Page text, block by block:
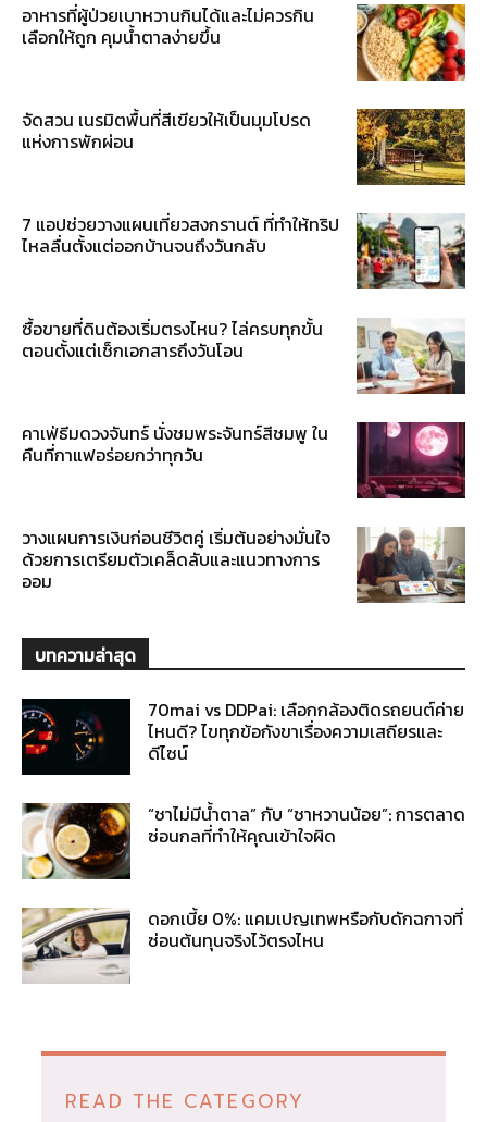
อาหารที่ผู้ป่วยเบาหวานกินได้และไม่ควรกิน
เลือกให้ถูก คุมน้ำตาลง่ายขึ้น
จัดสวน เนรมิตพื้นที่สีเขียวให้เป็นมุมโปรด
แห่งการพักผ่อน
7 แอปช่วยวางแผนเที่ยวสงกรานต์ ที่ทำให้ทริป
ไหลลื่นตั้งแต่ออกบ้านจนถึงวันกลับ
ซื้อขายที่ดินต้องเริ่มตรงไหน? ไล่ครบทุกขั้น
ตอนตั้งแต่เช็กเอกสารถึงวันโอน
คาเฟ่ธีมดวงจันทร์ นั่งชมพระจันทร์สีชมพู ใน
คืนที่กาแฟอร่อยกว่าทุกวัน
วางแผนการเงินก่อนชีวิตคู่ เริ่มต้นอย่างมั่นใจ
ด้วยการเตรียมตัวเคล็ดลับและแนวทางการ
ออม
บทความล่าสุด
70mai vs DDPai: เลือกกล้องติดรถยนต์ค่าย
ไหนดี? ไขทุกข้อกังขาเรื่องความเสถียรและ
ดีไซน์
“ชาไม่มีน้ำตาล” กับ “ชาหวานน้อย”: การตลาด
ซ่อนกลที่ทำให้คุณเข้าใจผิด
ดอกเบี้ย 0%: แคมเปญเทพหรือกับดักฉกาจที่
ซ่อนต้นทุนจริงไว้ตรงไหน
READ THE CATEGORY